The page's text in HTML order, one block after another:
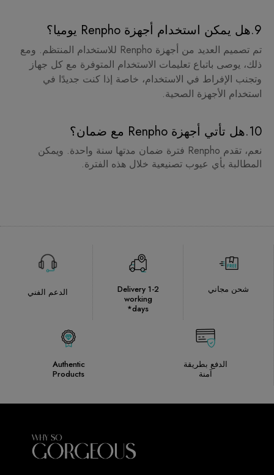
9.هل يمكن استخدام أجهزة Renpho يوميا؟
تم تصميم العديد من أجهزة Renpho للاستخدام المنتظم. ومع
ذلك، يوصى باتباع تعليمات الاستخدام المتوفرة مع كل جهاز
وتجنب الإفراط في الاستخدام، خاصة إذا كنت جديدًا في
استخدام الأجهزة الصحية.
10.هل تأتي أجهزة Renpho مع ضمان؟
نعم، تقدم Renpho فترة ضمان مدتها سنة واحدة. ويمكن
المطالبة بأي عيوب تصنيعية خلال هذه الفترة.
شحن مجاني
Delivery 1-2
working
days*
الدعم الفني
الدفع بطريقة
آمنة
Authentic
Products